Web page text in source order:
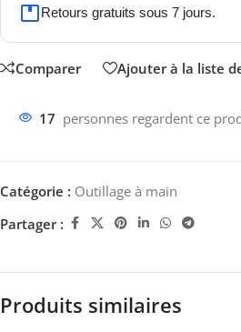
Retours gratuits sous 7 jours.
Comparer Ajouter à la liste
17 personnes regardent ce
Catégorie : Outillage à main
Partager :
Produits similaires